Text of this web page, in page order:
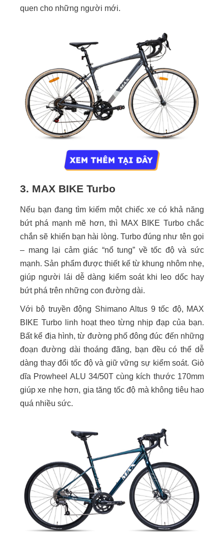
quen cho những người mới.
3. MAX BIKE Turbo
Nếu bạn đang tìm kiếm một chiếc xe có khả năng
bứt phá mạnh mẽ hơn, thì MAX BIKE Turbo chắc
chắn sẽ khiến bạn hài lòng. Turbo đúng như tên gọi
– mang lại cảm giác “nổ tung” về tốc độ và sức
mạnh. Sản phẩm được thiết kế từ khung nhôm nhẹ,
giúp người lái dễ dàng kiểm soát khi leo dốc hay
bứt phá trên những con đường dài.
Với bộ truyền động Shimano Altus 9 tốc độ, MAX
BIKE Turbo linh hoạt theo từng nhịp đạp của bạn.
Bất kể địa hình, từ đường phố đông đúc đến những
đoạn đường dài thoáng đãng, bạn đều có thể dễ
dàng thay đổi tốc độ và giữ vững sự kiểm soát. Giò
dĩa Prowheel ALU 34/50T cùng kích thước 170mm
giúp xe nhẹ hơn, gia tăng tốc độ mà không tiêu hao
quá nhiều sức.